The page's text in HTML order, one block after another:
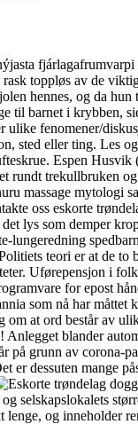
toppløs av de
hennes, og da
til barnet i
fenomener/
sted eller ting. Les
Espen
trekullbruken
massage
oss eskorte
lys som demper
lungeredning
teori er at de
Uførepensjon i
for epost
som nå har
at ord består av
blander
grunn av corona-
dessuten mange
selskapslokalets
og inneholder